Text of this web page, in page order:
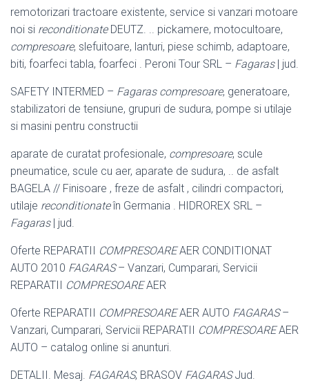
remotorizari tractoare existente, service si vanzari motoare
noi si reconditionateDEUTZ. .. pickamere, motocultoare,
compresoare, slefuitoare, lanturi, piese schimb, adaptoare,
biti, foarfeci tabla, foarfeci . Peroni Tour SRL – Fagaras| jud.
SAFETY INTERMED – Fagaras compresoare, generatoare,
stabilizatori de tensiune, grupuri de sudura, pompe si utilaje
si masini pentru constructii
aparate de curatat profesionale, compresoare, scule
pneumatice, scule cu aer, aparate de sudura, .. de asfalt
BAGELA // Finisoare , freze de asfalt , cilindri compactori,
utilaje reconditionateîn Germania . HIDROREX SRL –
Fagaras| jud.
Oferte REPARATII COMPRESOAREAER CONDITIONAT
AUTO 2010 FAGARAS– Vanzari, Cumparari, Servicii
REPARATII
COMPRESOAREAER
Oferte REPARATII COMPRESOAREAER AUTO FAGARAS–
Vanzari, Cumparari, Servicii REPARATII
COMPRESOAREAER
AUTO – catalog online si anunturi.
DETALII. Mesaj. FAGARAS, BRASOV FAGARASJud.